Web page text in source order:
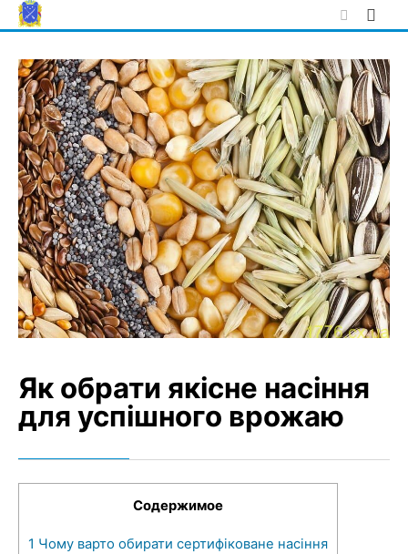
Skip
to
Як обрати якісне насіння
для успішного врожаю
Содержимое
1 Чому варто обирати сертифіковане насіння